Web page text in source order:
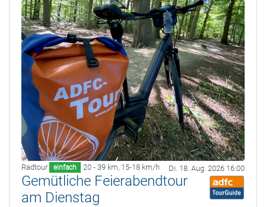
Radtour einfach 20 - 39 km, 15-18 km/h Di. 18. Aug. 2026 16:00
Gemütliche Feierabendtour
am Dienstag